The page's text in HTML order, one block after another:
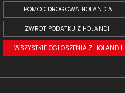
POMOC DROGOWA HOLANDIA
ZWROT PODATKU Z HOLANDII
WSZYSTKIE OGŁOSZENIA Z HOLANDII